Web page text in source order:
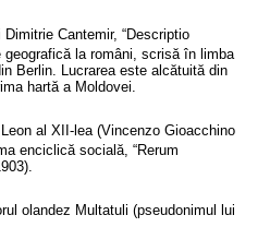
Cantemir, “Descriptio
geografică la români, scrisă în limba
Berlin. Lucrarea este alcătuită din
hartă a Moldovei.
al XII-lea (Vincenzo Gioacchino
enciclică socială, “Rerum
olandez Multatuli (pseudonimul lui